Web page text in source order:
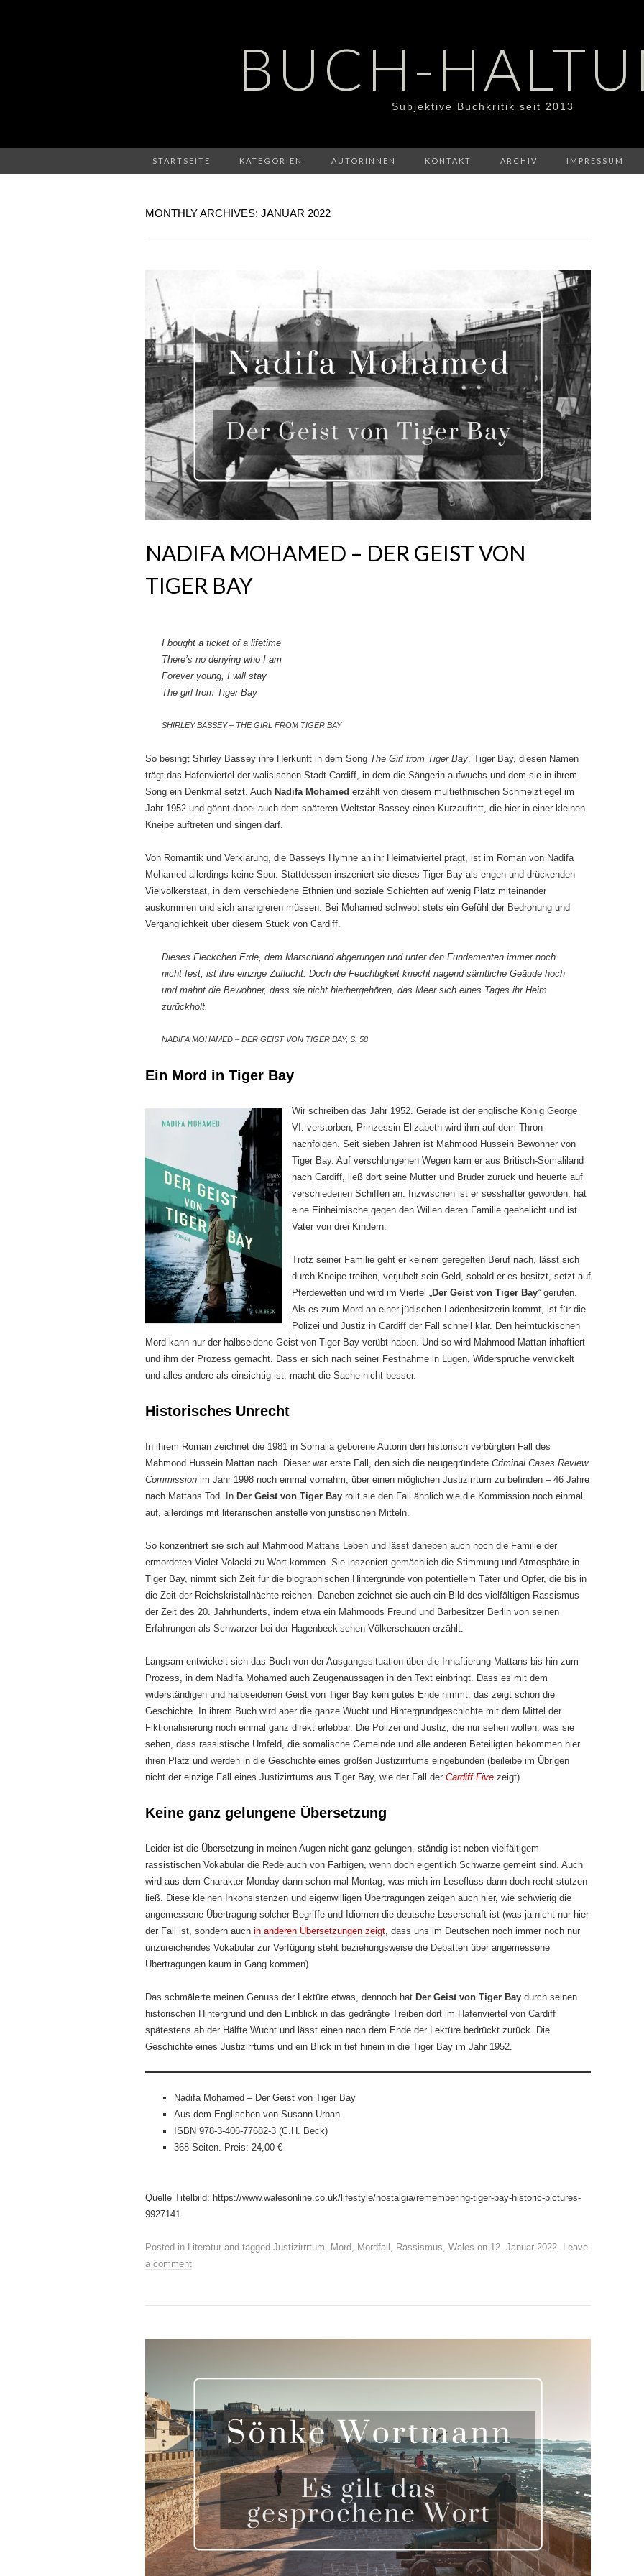
BUCH-
Subjektive Buchkritik seit 2013
STARTSEITE KATEGORIEN AUTORINNEN KONTAKT ARCHIV IMPRESSUM
MONTHLY ARCHIVES: JANUAR 2022
NADIFA MOHAMED – DER GEIST VON
TIGER BAY
I bought a ticket of a lifetime
There’s no denying who I am
Forever young, I will stay
The girl from Tiger Bay
SHIRLEY BASSEY – THE GIRL FROM TIGER BAY
So besingt Shirley Bassey ihre Herkunft in dem Song The Girl from Tiger Bay. Tiger Bay, diesen Namen
trägt das Hafenviertel der walisischen Stadt Cardiff, in dem die Sängerin aufwuchs und dem sie in ihrem
Song ein Denkmal setzt. Auch Nadifa Mohamed erzählt von diesem multiethnischen Schmelztiegel im
Jahr 1952 und gönnt dabei auch dem späteren Weltstar Bassey einen Kurzauftritt, die hier in einer kleinen
Kneipe auftreten und singen darf.
Von Romantik und Verklärung, die Basseys Hymne an ihr Heimatviertel prägt, ist im Roman von Nadifa
Mohamed allerdings keine Spur. Stattdessen inszeniert sie dieses Tiger Bay als engen und drückenden
Vielvölkerstaat, in dem verschiedene Ethnien und soziale Schichten auf wenig Platz miteinander
auskommen und sich arrangieren müssen. Bei Mohamed schwebt stets ein Gefühl der Bedrohung und
Vergänglichkeit über diesem Stück von Cardiff.
Dieses Fleckchen Erde, dem Marschland abgerungen und unter den Fundamenten immer noch
nicht fest, ist ihre einzige Zuflucht. Doch die Feuchtigkeit kriecht nagend sämtliche Geäude hoch
und mahnt die Bewohner, dass sie nicht hierhergehören, das Meer sich eines Tages ihr Heim
zurückholt.
NADIFA MOHAMED – DER GEIST VON TIGER BAY, S. 58
Ein Mord in Tiger Bay
Wir schreiben das Jahr 1952. Gerade ist der englische König George
VI. verstorben, Prinzessin Elizabeth wird ihm auf dem Thron
nachfolgen. Seit sieben Jahren ist Mahmood Hussein Bewohner von
Tiger Bay. Auf verschlungenen Wegen kam er aus Britisch-Somaliland
nach Cardiff, ließ dort seine Mutter und Brüder zurück und heuerte auf
verschiedenen Schiffen an. Inzwischen ist er sesshafter geworden, hat
eine Einheimische gegen den Willen deren Familie geehelicht und ist
Vater von drei Kindern.
Trotz seiner Familie geht er keinem geregelten Beruf nach, lässt sich
durch Kneipe treiben, verjubelt sein Geld, sobald er es besitzt, setzt auf
Pferdewetten und wird im Viertel „Der Geist von Tiger Bay“ gerufen.
Als es zum Mord an einer jüdischen Ladenbesitzerin kommt, ist für die
Polizei und Justiz in Cardiff der Fall schnell klar. Den heimtückischen
Mord kann nur der halbseidene Geist von Tiger Bay verübt haben. Und so wird Mahmood Mattan inhaftiert
und ihm der Prozess gemacht. Dass er sich nach seiner Festnahme in Lügen, Widersprüche verwickelt
und alles andere als einsichtig ist, macht die Sache nicht besser.
Historisches Unrecht
In ihrem Roman zeichnet die 1981 in Somalia geborene Autorin den historisch verbürgten Fall des
Mahmood Hussein Mattan nach. Dieser war erste Fall, den sich die neugegründete Criminal Cases Review
Commission im Jahr 1998 noch einmal vornahm, über einen möglichen Justizirrtum zu befinden – 46 Jahre
nach Mattans Tod. In Der Geist von Tiger Bay rollt sie den Fall ähnlich wie die Kommission noch einmal
auf, allerdings mit literarischen anstelle von juristischen Mitteln.
So konzentriert sie sich auf Mahmood Mattans Leben und lässt daneben auch noch die Familie der
ermordeten Violet Volacki zu Wort kommen. Sie inszeniert gemächlich die Stimmung und Atmosphäre in
Tiger Bay, nimmt sich Zeit für die biographischen Hintergründe von potentiellem Täter und Opfer, die bis in
die Zeit der Reichskristallnächte reichen. Daneben zeichnet sie auch ein Bild des vielfältigen Rassismus
der Zeit des 20. Jahrhunderts, indem etwa ein Mahmoods Freund und Barbesitzer Berlin von seinen
Erfahrungen als Schwarzer bei der Hagenbeck’schen Völkerschauen erzählt.
Langsam entwickelt sich das Buch von der Ausgangssituation über die Inhaftierung Mattans bis hin zum
Prozess, in dem Nadifa Mohamed auch Zeugenaussagen in den Text einbringt. Dass es mit dem
widerständigen und halbseidenen Geist von Tiger Bay kein gutes Ende nimmt, das zeigt schon die
Geschichte. In ihrem Buch wird aber die ganze Wucht und Hintergrundgeschichte mit dem Mittel der
Fiktionalisierung noch einmal ganz direkt erlebbar. Die Polizei und Justiz, die nur sehen wollen, was sie
sehen, dass rassistische Umfeld, die somalische Gemeinde und alle anderen Beteiligten bekommen hier
ihren Platz und werden in die Geschichte eines großen Justizirrtums eingebunden (beileibe im Übrigen
nicht der einzige Fall eines Justizirrtums aus Tiger Bay, wie der Fall der Cardiff Five zeigt)
Keine ganz gelungene Übersetzung
Leider ist die Übersetzung in meinen Augen nicht ganz gelungen, ständig ist neben vielfältigem
rassistischen Vokabular die Rede auch von Farbigen, wenn doch eigentlich Schwarze gemeint sind. Auch
wird aus dem Charakter Monday dann schon mal Montag, was mich im Lesefluss dann doch recht stutzen
ließ. Diese kleinen Inkonsistenzen und eigenwilligen Übertragungen zeigen auch hier, wie schwierig die
angemessene Übertragung solcher Begriffe und Idiomen die deutsche Leserschaft ist (was ja nicht nur hier
der Fall ist, sondern auch in anderen Übersetzungen zeigt, dass uns im Deutschen noch immer noch nur
unzureichendes Vokabular zur Verfügung steht beziehungsweise die Debatten über angemessene
Übertragungen kaum in Gang kommen).
Das schmälerte meinen Genuss der Lektüre etwas, dennoch hat Der Geist von Tiger Bay durch seinen
historischen Hintergrund und den Einblick in das gedrängte Treiben dort im Hafenviertel von Cardiff
spätestens ab der Hälfte Wucht und lässt einen nach dem Ende der Lektüre bedrückt zurück. Die
Geschichte eines Justizirrtums und ein Blick in tief hinein in die Tiger Bay im Jahr 1952.
Nadifa Mohamed – Der Geist von Tiger Bay
Aus dem Englischen von Susann Urban
ISBN 978-3-406-77682-3 (C.H. Beck)
368 Seiten. Preis: 24,00 €
Quelle Titelbild: https://www.walesonline.co.uk/lifestyle/nostalgia/remembering-tiger-bay-historic-pictures-
9927141
Posted in Literatur and tagged Justizirrrtum, Mord, Mordfall , Rassismus, Wales on 12. Januar 2022. Leave
a comment